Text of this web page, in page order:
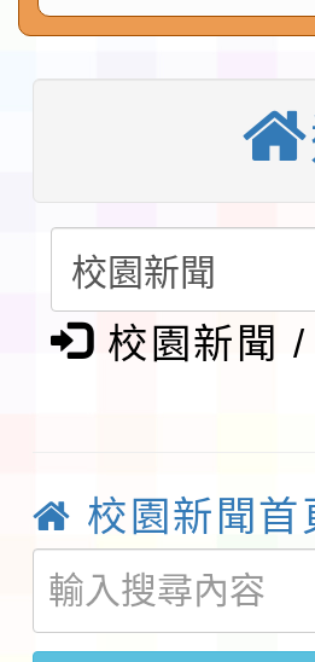
習海報及
報
淨零綠領
檢送桃園
實施要點各
轉知台灣
月29日中
術精英錦標
「抗生素
動」插畫
淨零綠生
115年8月
桃園市孔
開 智慧啟航
「2026桃
轉知國立
校園新聞 /
校園新聞首